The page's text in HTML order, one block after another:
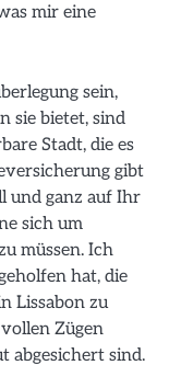
mir eine
sein,
sie bietet, sind
Stadt, die es
gibt
und ganz auf Ihr
sich um
müssen. Ich
hat, die
Lissabon zu
Zügen
abgesichert sind.